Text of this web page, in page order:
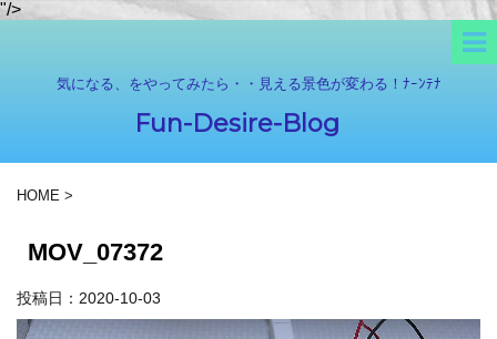
"/>
気になる、をやってみたら・・見える景色が変わる！ﾅｰﾝﾃﾅ
Fun-Desire-Blog
HOME >
MOV_07372
投稿日： 2020-10-03
動